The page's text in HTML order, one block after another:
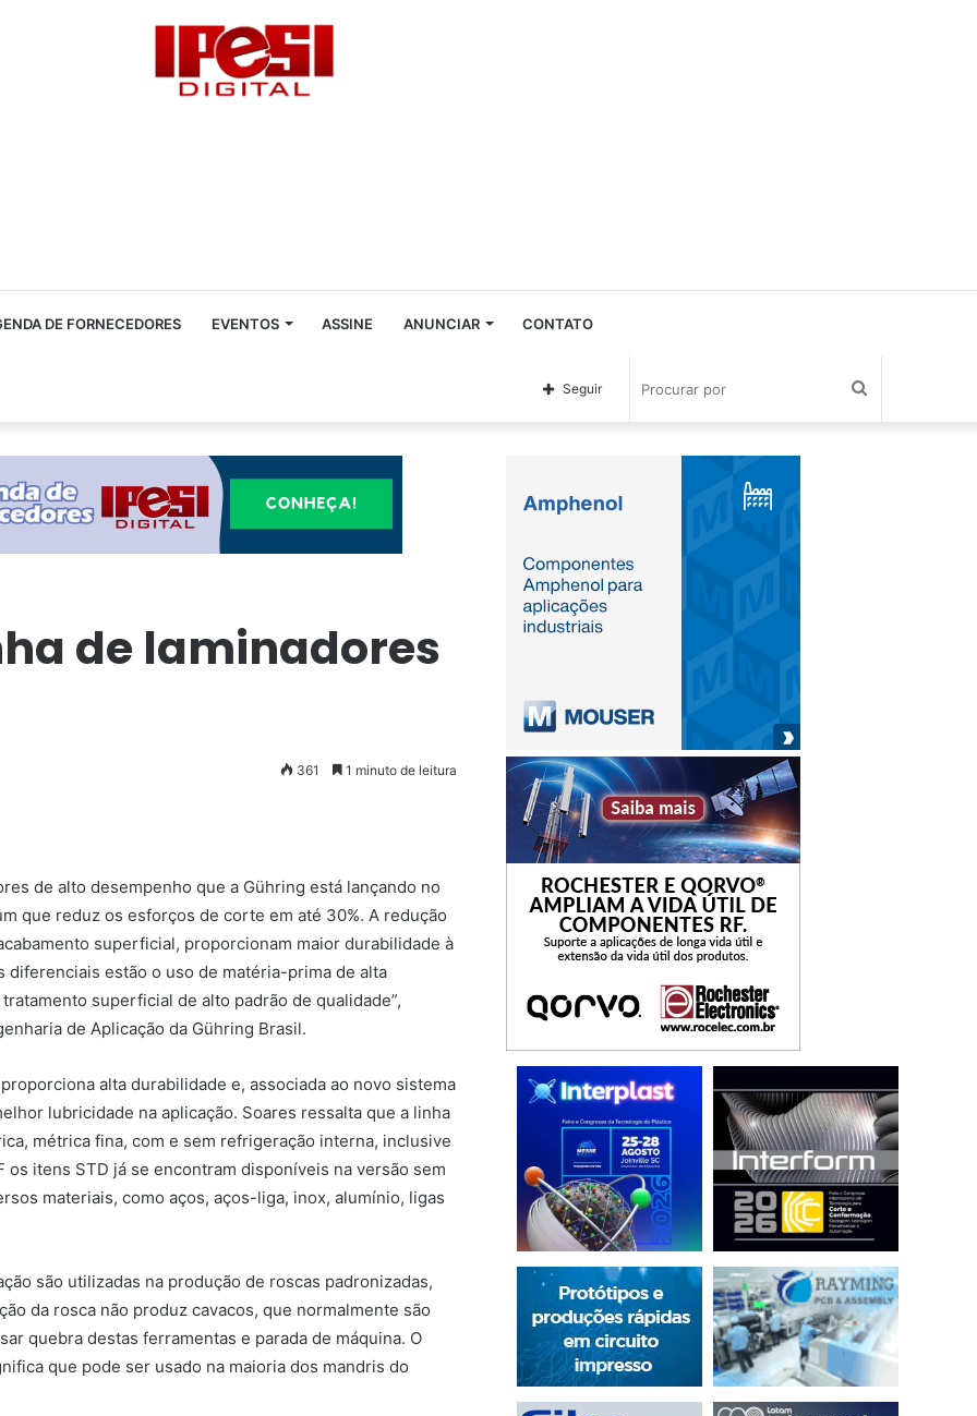
DE FORNECEDORES EVENTOS ASSINE ANUNCIAR CONTATO
Seguir
de laminadores
361 1 minuto de leitura
de alto desempenho que a Gühring está lançando no
que reduz os esforços de corte em até 30%. A redução
superficial, proporcionam maior durabilidade à
estão o uso de matéria-prima de alta
superficial de alto padrão de qualidade”,
de Aplicação da Gühring Brasil.
alta durabilidade e, associada ao novo sistema
lubricidade na aplicação. Soares ressalta que a linha
métrica fina, com e sem refrigeração interna, inclusive
itens STD já se encontram disponíveis na versão sem
materiais, como aços, aços-liga, inox, alumínio, ligas
são utilizadas na produção de roscas padronizadas,
da rosca não produz cavacos, que normalmente são
quebra destas ferramentas e parada de máquina. O
que pode ser usado na maioria dos mandris do